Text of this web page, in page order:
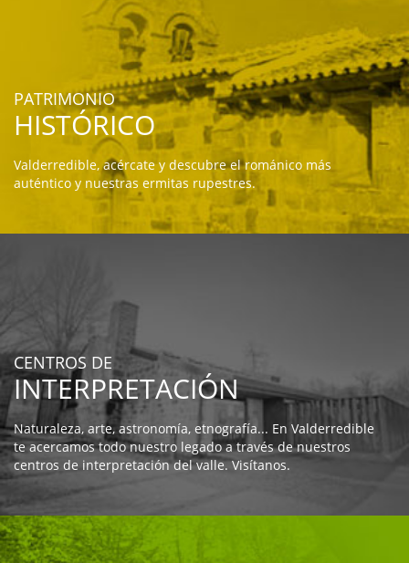
PATRIMONIO
HISTÓRICO
Valderredible, acércate y descubre el románico más
auténtico y nuestras ermitas rupestres.
CENTROS DE
INTERPRETACIÓN
Naturaleza, arte, astronomía, etnografía... En Valderredible
te acercamos todo nuestro legado a través de nuestros
centros de interpretación del valle. Visítanos.